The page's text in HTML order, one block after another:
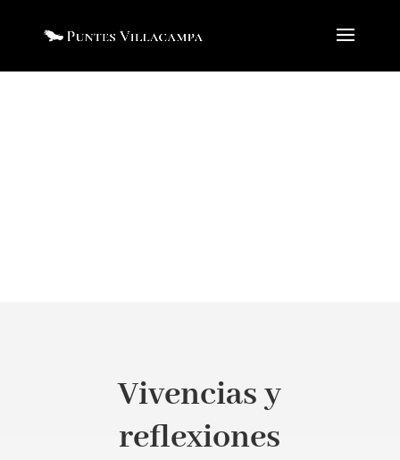
Vivencias y
reflexiones